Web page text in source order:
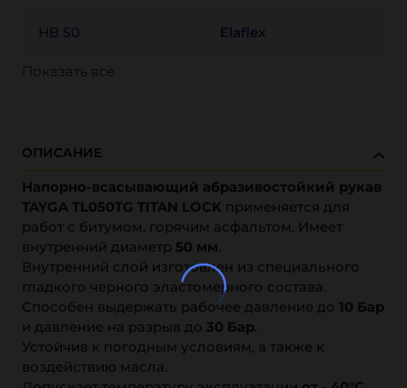
HB 50 Elaflex
Показать всё
ОПИСАНИЕ
Напорно-всасывающий абразивостойкий рукав
TAYGA TL050TG TITAN LOCK применяется для
работ с битумом, горячим асфальтом. Имеет
внутренний диаметр 50 мм.
Внутренний слой изготовлен из специального
гладкого черного эластомерного состава.
Способен выдержать рабочее давление до 10 Бар
и давление на разрыв до 30 Бар.
Устойчив к погодным условиям, а также к
воздействию масла.